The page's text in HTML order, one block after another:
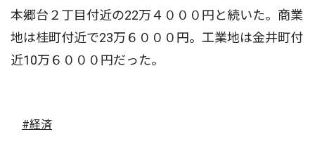
本郷台２丁目付近の22万４０００円と続いた。商業
地は桂町付近で23万６０００円。工業地は金井町付
近10万６０００円だった。
#経済